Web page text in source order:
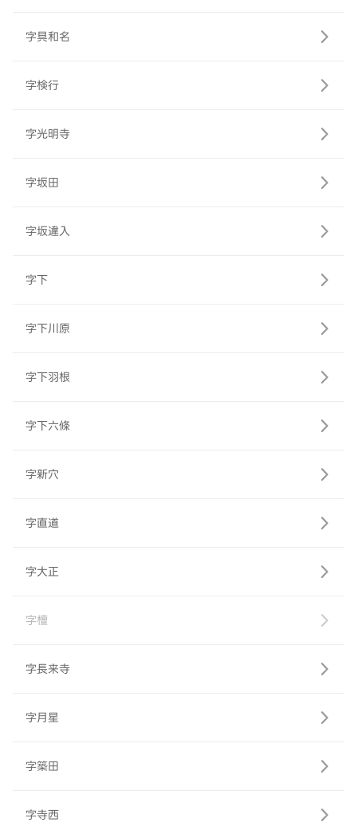
字具和名
字検行
字光明寺
字坂田
字坂違入
字下
字下川原
字下羽根
字下六條
字新穴
字直道
字大正
字檀
字長来寺
字月星
字築田
字寺西